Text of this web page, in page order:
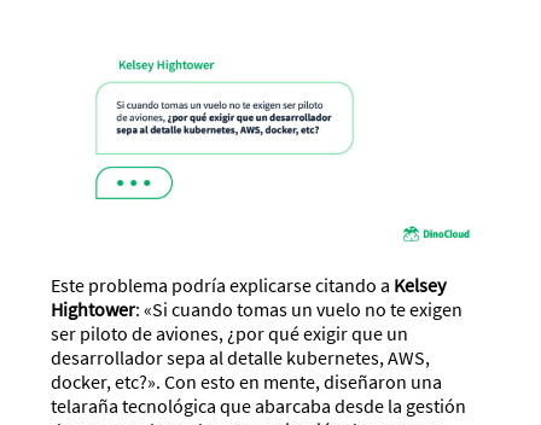
Este problema podría explicarse citando a Kelsey
Hightower: «Si cuando tomas un vuelo no te exigen
ser piloto de aviones, ¿por qué exigir que un
desarrollador sepa al detalle kubernetes, AWS,
docker, etc?». Con esto en mente, diseñaron una
telaraña tecnológica que abarcaba desde la gestión